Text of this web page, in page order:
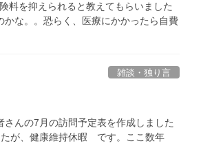
料を抑えられると教えてもらいました
な。。恐らく、医療にかかったら自費
雑談・独り言
んの7月の訪問予定表を作成しました
たが、健康維持休暇 です。ここ数年